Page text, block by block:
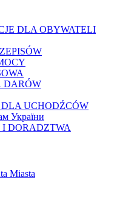
DLA OBYWATELI
DARÓW
UCHODŹCÓW
України
DORADZTWA
Miasta